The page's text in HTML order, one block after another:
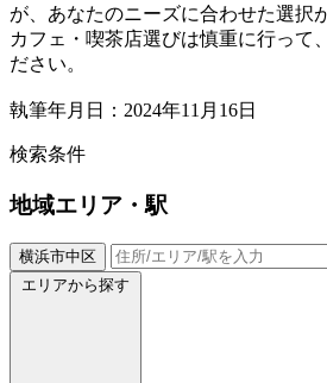
が、あなたのニーズに合わせた選択
カフェ・喫茶店選びは慎重に行って
ださい。
執筆年月日：2024年11月16日
検索条件
地域エリア・駅
横浜市中区
エリアから探す